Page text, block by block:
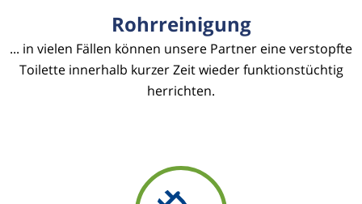
Rohrreinigung
... in vielen Fällen können unsere Partner eine verstopfte
Toilette innerhalb kurzer Zeit wieder funktionstüchtig
herrichten.